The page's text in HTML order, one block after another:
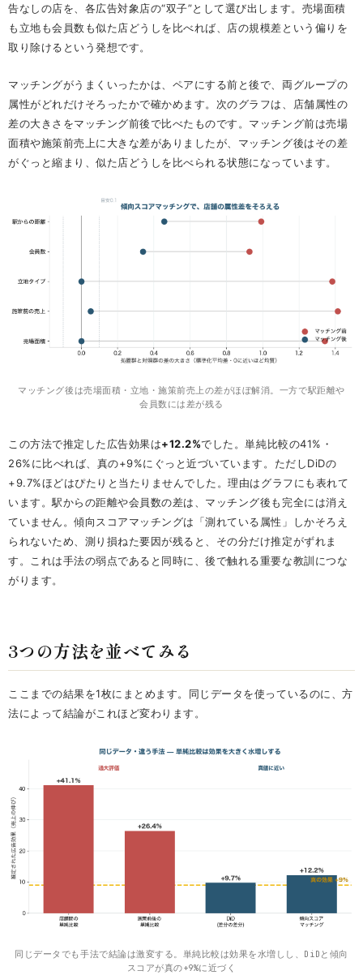
告なしの店を、各広告対象店の“双子”として選び出します。売場面積
も立地も会員数も似た店どうしを比べれば、店の規模差という偏りを
取り除けるという発想です。
マッチングがうまくいったかは、ペアにする前と後で、両グループの
属性がどれだけそろったかで確かめます。次のグラフは、店舗属性の
差の大きさをマッチング前後で比べたものです。マッチング前は売場
面積や施策前売上に大きな差がありましたが、マッチング後はその差
がぐっと縮まり、似た店どうしを比べられる状態になっています。
マッチング後は売場面積・立地・施策前売上の差がほぼ解消。一方で駅距離や
会員数には差が残る
この方法で推定した広告効果は+12.2%でした。単純比較の41%・
26%に比べれば、真の+9%にぐっと近づいています。ただしDiDの
+9.7%ほどはぴたりと当たりませんでした。理由はグラフにも表れて
います。駅からの距離や会員数の差は、マッチング後も完全には消え
ていません。傾向スコアマッチングは「測れている属性」しかそろえ
られないため、測り損ねた要因が残ると、その分だけ推定がずれま
す。これは手法の弱点であると同時に、後で触れる重要な教訓につな
がります。
3つの方法を並べてみる
ここまでの結果を1枚にまとめます。同じデータを使っているのに、方
法によって結論がこれほど変わります。
同じデータでも手法で結論は激変する。単純比較は効果を水増しし、DiDと傾向
スコアが真の+9%に近づく